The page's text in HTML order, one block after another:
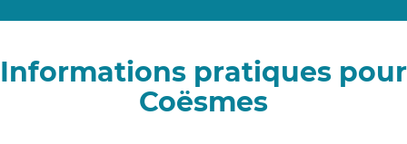
Informations pratiques pour
Coësmes